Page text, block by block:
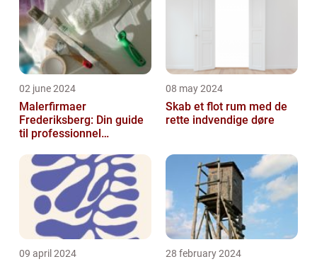
02 june 2024
Malerfirmaer
Frederiksberg: Din guide
til professionnel
08 may 2024
Skab et flot rum med de
rette indvendige døre
09 april 2024 28 february 2024